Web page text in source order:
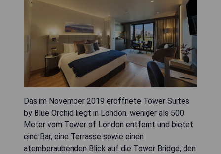
Das im November 2019 eröffnete Tower Suites
by Blue Orchid liegt in London, weniger als 500
Meter vom Tower of London entfernt und bietet
eine Bar, eine Terrasse sowie einen
atemberaubenden Blick auf die Tower Bridge, den